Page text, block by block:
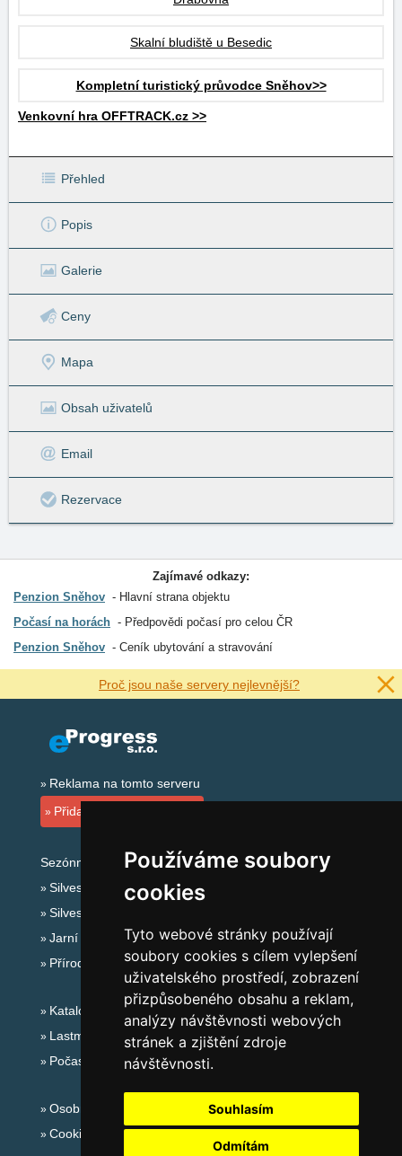
Používáme soubory
cookies
Tyto webové stránky používají
soubory cookies s cílem vylepšení
uživatelského prostředí, zobrazení
přizpůsobeného obsahu a reklam,
analýzy návštěvnosti webových
stránek a zjištění zdroje
návštěvnosti.
Souhlasím
Odmítám
Skalní bludiště u Besedic
Kompletní turistický průvodce Sněhov>>
Venkovní hra OFFTRACK.cz >>
Přehled
Popis
Galerie
Ceny
Mapa
Obsah uživatelů
Email
Rezervace
Zajímavé odkazy:
Penzion Sněhov
Hlavní strana objektu
Počasí na horách
Předpovědi počasí pro celou ČR
Penzion Sněhov
Ceník ubytování a stravování
Proč jsou naše servery nejlevnější?
Reklama na tomto serveru
Přidat ubytovací zařízení
Sezónní odkazy:
Silvester Český Ráj
Silvestr na horách 2025/26
Jarní prázdniny 2027
Přírodní koupaliště
Katalog ubytování Český Ráj
Lastminute Český Ráj
Počasí na horách
Osobní údaje
Cookies